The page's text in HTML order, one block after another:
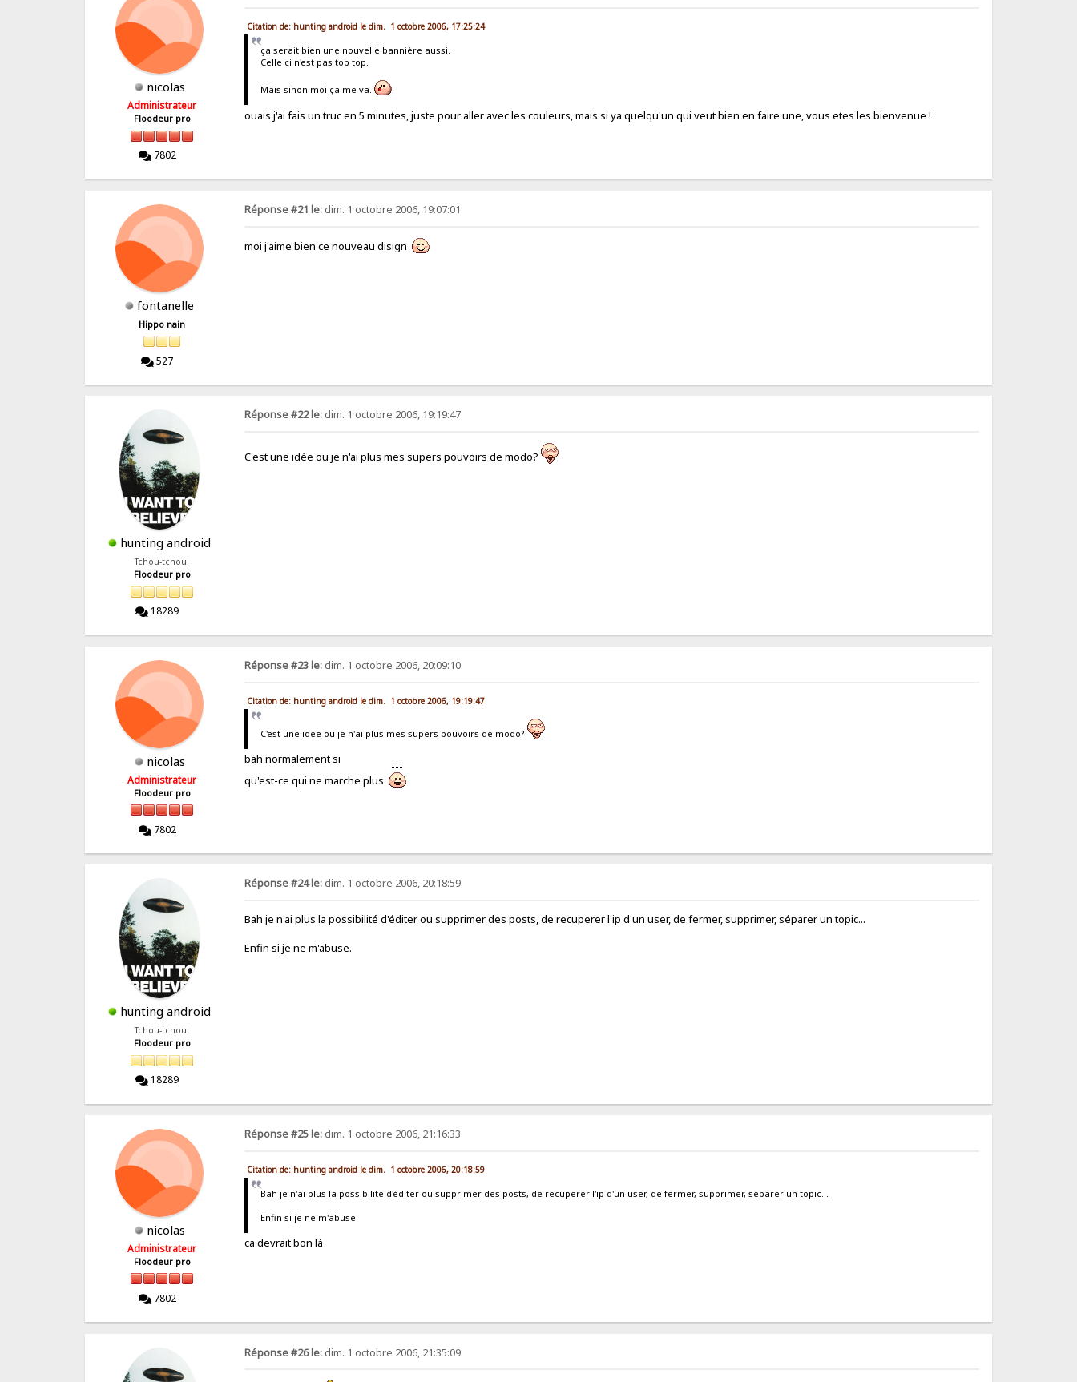
nicolas
Administrateur
Floodeur pro
7802
Citation de: hunting android le dim. 1 octobre 2006, 17:25:24
ça serait bien une nouvelle bannière aussi.
Celle ci n'est pas top top.
Mais sinon moi ça me va.
ouais j'ai fais un truc en 5 minutes, juste pour aller avec les couleurs, mais si ya quelqu'un qui veut bien en faire une, vous etes les bienvenue !
fontanelle
Hippo nain
527
Réponse #21 le: dim. 1 octobre 2006, 19:07:01
moi j'aime bien ce nouveau disign
hunting android
Tchou-tchou!
Floodeur pro
18289
Réponse #22 le: dim. 1 octobre 2006, 19:19:47
C'est une idée ou je n'ai plus mes supers pouvoirs de modo?
nicolas
Administrateur
Floodeur pro
7802
Réponse #23 le: dim. 1 octobre 2006, 20:09:10
Citation de: hunting android le dim. 1 octobre 2006, 19:19:47
C'est une idée ou je n'ai plus mes supers pouvoirs de modo?
bah normalement si
qu'est-ce qui ne marche plus
hunting android
Tchou-tchou!
Floodeur pro
18289
Réponse #24 le: dim. 1 octobre 2006, 20:18:59
Bah je n'ai plus la possibilité d'éditer ou supprimer des posts, de recuperer l'ip d'un user, de fermer, supprimer, séparer un topic...
Enfin si je ne m'abuse.
nicolas
Administrateur
Floodeur pro
7802
Réponse #25 le: dim. 1 octobre 2006, 21:16:33
Citation de: hunting android le dim. 1 octobre 2006, 20:18:59
Bah je n'ai plus la possibilité d'éditer ou supprimer des posts, de recuperer l'ip d'un user, de fermer, supprimer, séparer un topic...
Enfin si je ne m'abuse.
ca devrait bon là
Réponse #26 le: dim. 1 octobre 2006, 21:35:09